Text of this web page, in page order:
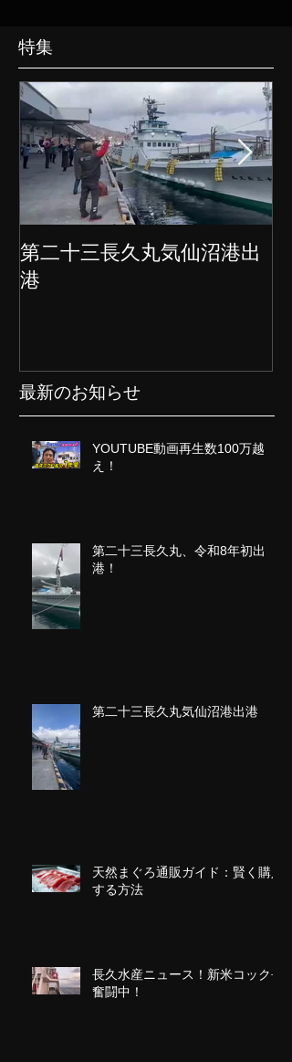
特集
第二十三長久丸気仙沼港出
港
最新のお知らせ
YOUTUBE動画再生数100万越
え！
第二十三長久丸、令和8年初出
港！
第二十三長久丸気仙沼港出港
天然まぐろ通販ガイド：賢く購入
する方法
長久水産ニュース！新米コック長
奮闘中！